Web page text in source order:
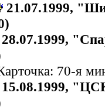
21.07.1999,
28.07.1999,
70-я
15.08.1999,